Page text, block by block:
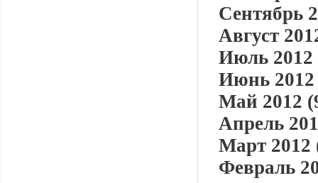
Сентябрь
Август
Июль 2012
Июнь 2012
Май 2012
Апрель
Март 2012
Февраль